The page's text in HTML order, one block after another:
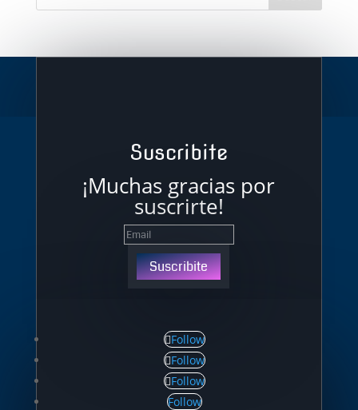
Suscribite
¡Muchas gracias por
suscrirte!
Suscribite
Follow
Follow
Follow
Follow